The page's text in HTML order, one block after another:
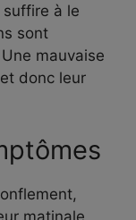
à le
sont
mauvaise
donc leur
matinale